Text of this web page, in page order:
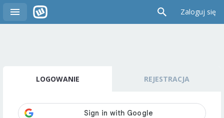
Zaloguj się
LOGOWANIE REJESTRACJA